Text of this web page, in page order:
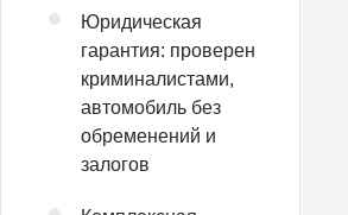
Юридическая
гарантия: проверен
криминалистами,
автомобиль без
обременений и
залогов